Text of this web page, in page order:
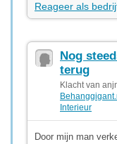
Reageer als
Nog
terug
Klacht van
Interieur
Door mijn man